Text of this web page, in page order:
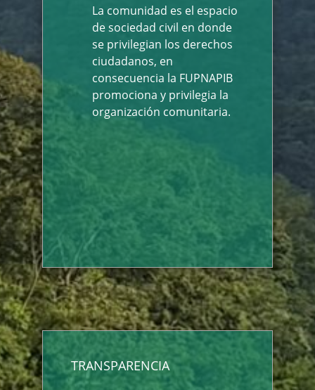
La comunidad es el espacio
de sociedad civil en donde
se privilegian los derechos
ciudadanos, en
consecuencia la FUPNAPIB
promociona y privilegia la
organización comunitaria.
TRANSPARENCIA